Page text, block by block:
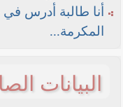
أنا طالبة أدرس في
المكرمة...
البيانات